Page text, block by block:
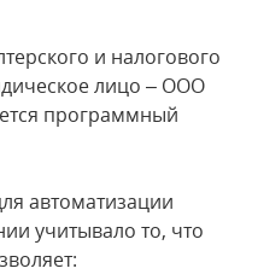
и налогового
лицо – ООО
программный
автоматизации
учитывало то, что